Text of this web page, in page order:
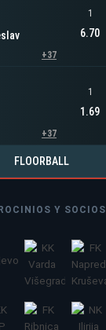
+37
1
6.70
+37
1
1.69
FLOORBALL
Y SOCIOS